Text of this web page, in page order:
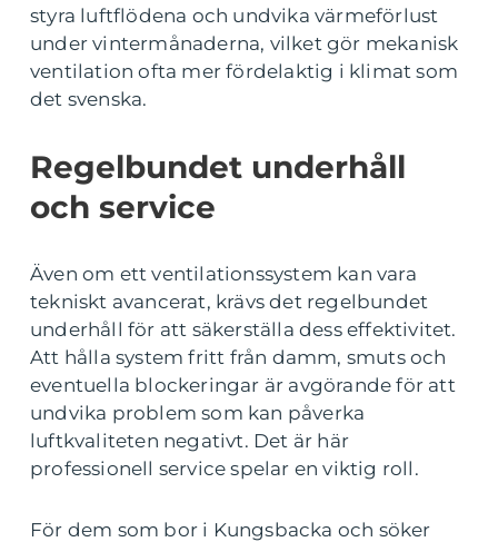
styra luftflödena och undvika värmeförlust
under vintermånaderna, vilket gör mekanisk
ventilation ofta mer fördelaktig i klimat som
det svenska.
Regelbundet underhåll
och service
Även om ett ventilationssystem kan vara
tekniskt avancerat, krävs det regelbundet
underhåll för att säkerställa dess effektivitet.
Att hålla system fritt från damm, smuts och
eventuella blockeringar är avgörande för att
undvika problem som kan påverka
luftkvaliteten negativt. Det är här
professionell service spelar en viktig roll.
För dem som bor i Kungsbacka och söker